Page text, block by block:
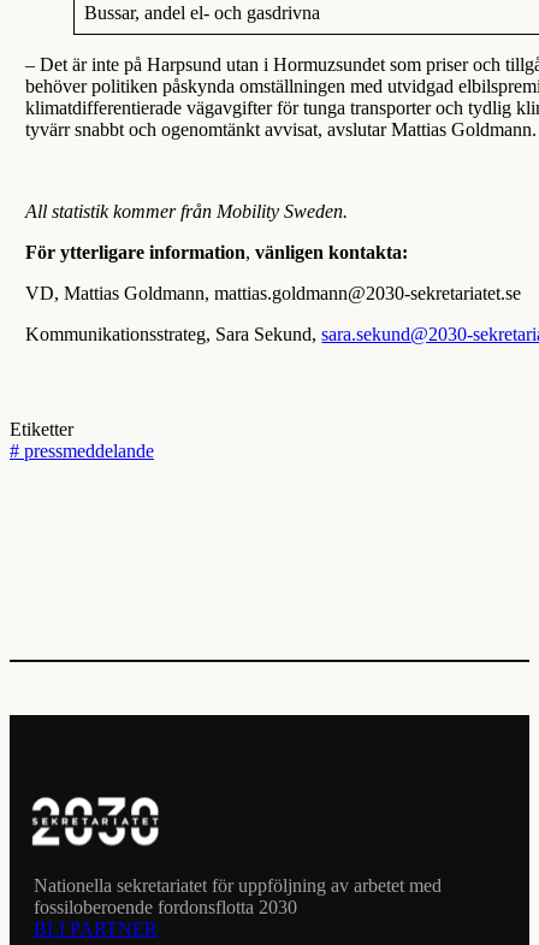
Bussar, andel el- och gasdrivna
– Det är inte på Harpsund utan i Hormuzsundet som priser och
behöver politiken påskynda omställningen med utvidgad
klimatdifferentierade vägavgifter för tunga transporter och tydlig
tyvärr snabbt och ogenomtänkt avvisat, avslutar Mattias Goldmann.
All statistik kommer från Mobility Sweden.
För ytterligare information, vänligen kontakta:
VD, Mattias Goldmann, mattias.goldmann@2030-sekretariatet.se
Kommunikationsstrateg, Sara Sekund,sara.sekund@2030-
Etiketter
# pressmeddelande
Nationella sekretariatet för uppföljning av arbetet med
fossiloberoende fordonsflotta 2030
BLI PARTNER